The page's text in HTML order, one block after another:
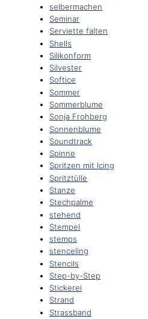
selbermachen
Seminar
Serviette falten
Shells
Silikonform
Silvester
Softice
Sommer
Sommerblume
Sonja Frohberg
Sonnenblume
Soundtrack
Spinne
Spritzen mit Icing
Spritztülle
Stanze
Stechpalme
stehend
Stempel
stemps
stenceling
Stencils
Step-by-Step
Stickerei
Strand
Strassband